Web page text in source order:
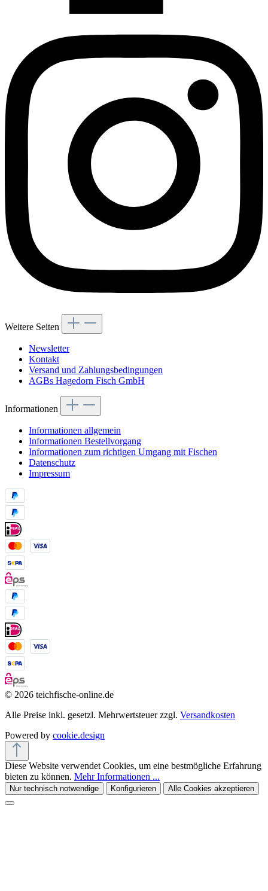
Weitere Seiten
Newsletter
Kontakt
Versand und Zahlungsbedingungen
AGBs Hagedorn Fisch GmbH
Informationen
Informationen allgemein
Informationen Bestellvorgang
Informationen zum richtigen Umgang mit Fischen
Datenschutz
Impressum
© 2026 teichfische-online.de
Alle Preise inkl. gesetzl. Mehrwertsteuer zzgl. Versandkosten
Powered by cookie.design
Diese Website verwendet Cookies, um eine bestmögliche Erfahrung
bieten zu können. Mehr Informationen ...
Nur technisch notwendige Konfigurieren Alle Cookies akzeptieren